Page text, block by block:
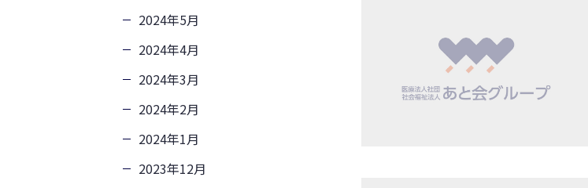
2024年5月
2024年4月
2024年3月
2024年2月
2024年1月
2023年12月